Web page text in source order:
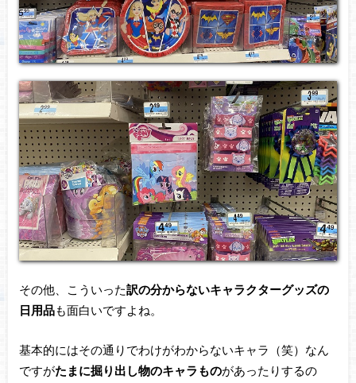
その他、こういった訳の分からないキャラクターグッズの
日用品も面白いですよね。
基本的にはその通りでわけがわからないキャラ（笑）なん
ですがたまに掘り出し物のキャラものがあったりするの